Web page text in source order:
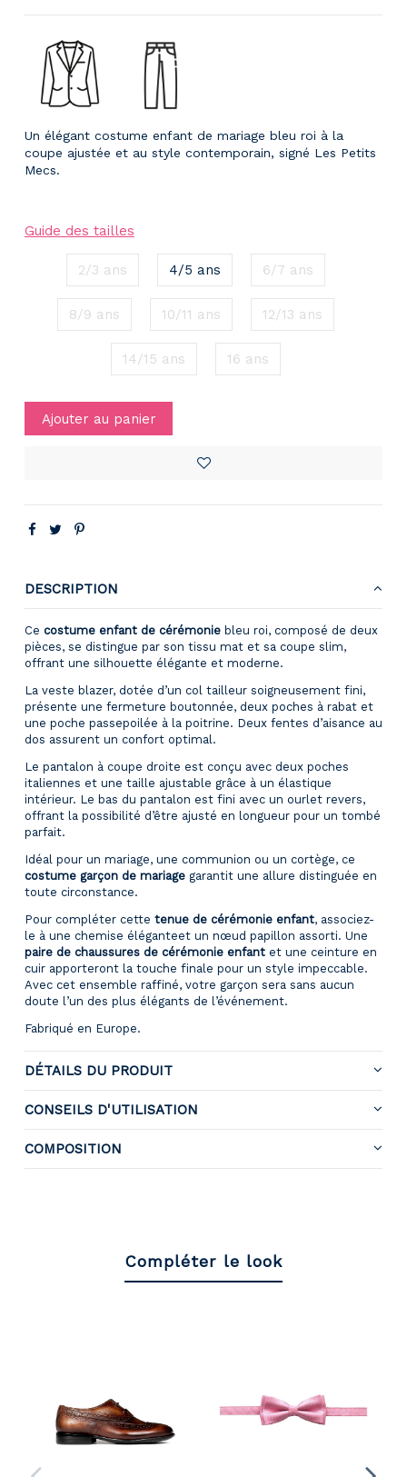
Un élégant costume enfant de mariage bleu roi à la
coupe ajustée et au style contemporain, signé Les Petits
Mecs.
Guide des tailles
2/3 ans 4/5 ans 6/7 ans
8/9 ans 10/11 ans 12/13 ans
14/15 ans 16 ans
Ajouter au panier
DESCRIPTION
Ce costume enfant de cérémoniebleu roi, composé de deux
pièces, se distingue par son tissu mat et sa coupe slim,
offrant une silhouette élégante et moderne.
La veste blazer, dotée d’un col tailleur soigneusement fini,
présente une fermeture boutonnée, deux poches à rabat et
une poche passepoilée à la poitrine. Deux fentes d’aisance au
dos assurent un confort optimal.
Le pantalon à coupe droite est conçu avec deux poches
italiennes et une taille ajustable grâce à un élastique
intérieur. Le bas du pantalon est fini avec un ourlet revers,
offrant la possibilité d’être ajusté en longueur pour un tombé
parfait.
Idéal pour un mariage, une communion ou un cortège, ce
costume garçon de mariagegarantit une allure distinguée en
toute circonstance.
Pour compléter cette tenue de cérémonie enfant, associez-
le à une chemise éléganteet un nœud papillon assorti. Une
paire de chaussures de cérémonie enfantet une ceinture en
cuirapporteront la touche finale pour un style impeccable.
Avec cet ensemble raffiné, votre garçon sera sans aucun
doute l’un des plus élégants de l’événement.
Fabriqué en Europe.
DÉTAILS DU PRODUIT
CONSEILS D'UTILISATION
COMPOSITION
Compléter le look